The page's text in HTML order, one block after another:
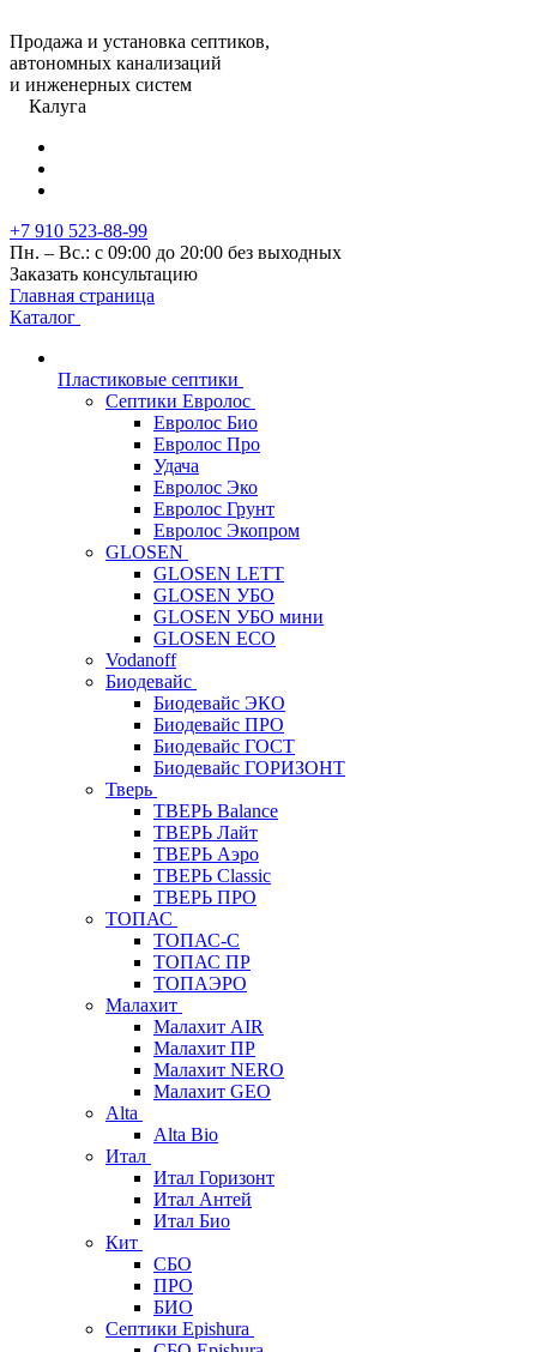
Продажа и установка септиков,
автономных канализаций
и инженерных систем
Калуга
+7 910 523-88-99
Пн. – Вс.: с 09:00 до 20:00 без выходных
Заказать консультацию
Главная страница
Каталог
Пластиковые септики
Септики Евролос
Евролос Био
Евролос Про
Удача
Евролос Эко
Евролос Грунт
Евролос Экопром
GLOSEN
GLOSEN LETT
GLOSEN УБО
GLOSEN УБО мини
GLOSEN ECO
Vodanoff
Биодевайс
Биодевайс ЭКО
Биодевайс ПРО
Биодевайс ГОСТ
Биодевайс ГОРИЗОНТ
Тверь
ТВЕРЬ Balance
ТВЕРЬ Лайт
ТВЕРЬ Аэро
ТВЕРЬ Classic
ТВЕРЬ ПРО
ТОПАС
ТОПАС-С
ТОПАС ПР
ТОПАЭРО
Малахит
Малахит AIR
Малахит ПР
Малахит NERO
Малахит GEO
Alta
Alta Bio
Итал
Итал Горизонт
Итал Антей
Итал Био
Кит
СБО
ПРО
БИО
Септики Epishura